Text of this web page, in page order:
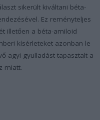
sikerült kiváltani béta-
Ez reményteljes
illetően a béta-amiloid
kísérleteket azonban le
agyi gyulladást tapasztalt a
miatt.